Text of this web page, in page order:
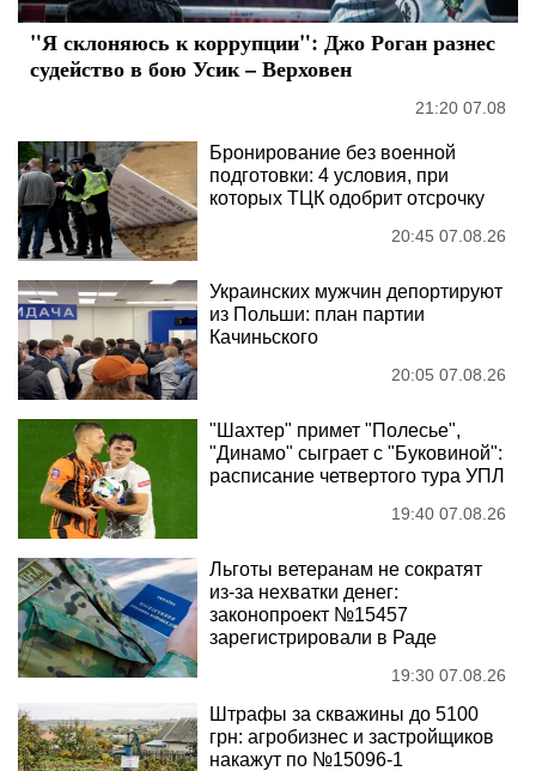
"Я склоняюсь к коррупции": Джо Роган разнес
судейство в бою Усик – Верховен
21:20 07.08
Бронирование без военной
подготовки: 4 условия, при
которых ТЦК одобрит отсрочку
20:45 07.08.26
Украинских мужчин депортируют
из Польши: план партии
Качиньского
20:05 07.08.26
"Шахтер" примет "Полесье",
"Динамо" сыграет с "Буковиной":
расписание четвертого тура УПЛ
19:40 07.08.26
Льготы ветеранам не сократят
из-за нехватки денег:
законопроект №15457
зарегистрировали в Раде
19:30 07.08.26
Штрафы за скважины до 5100
грн: агробизнес и застройщиков
накажут по №15096-1